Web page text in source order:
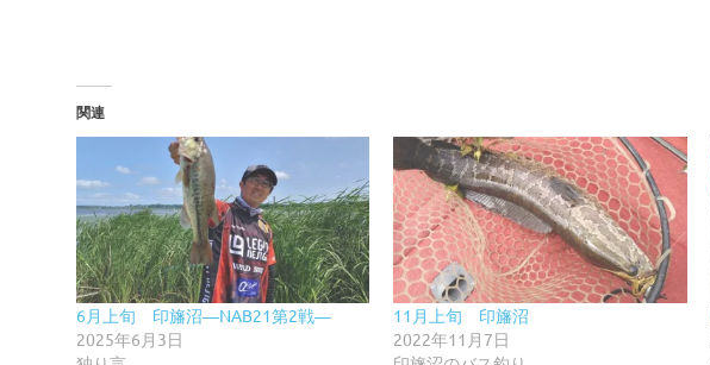
関連
6月上旬 印旛沼―NAB21第2戦―
2025年6月3日
11月上旬 印旛沼
2022年11月7日